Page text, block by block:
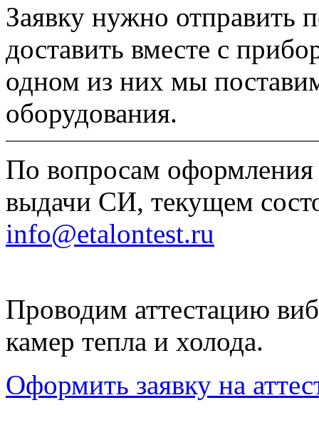
Заявку нужно отправить
доставить вместе с
одном из них мы
оборудования.
По вопросам оформления
выдачи СИ, текущем
info@etalontest.ru
Проводим аттестацию
камер тепла и холода.
Оформить заявку на